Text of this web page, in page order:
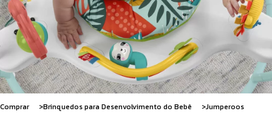
Comprar Brinquedos para Desenvolvimento do Bebê Jumperoos